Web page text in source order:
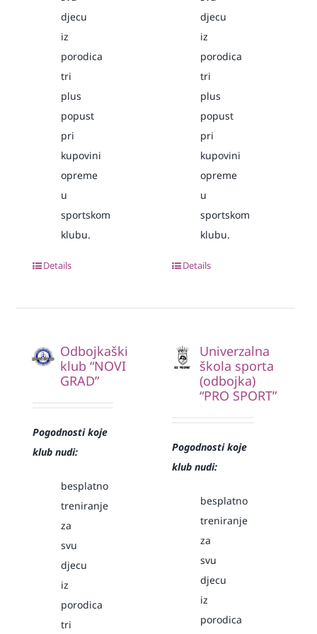
djecu
iz
porodica
tri
plus
popust
pri
kupovini
opreme
u
sportskom
klubu.
Details
djecu
iz
porodica
tri
plus
popust
pri
kupovini
opreme
u
sportskom
klubu.
Details
Odbojkaški
klub “NOVI
GRAD”
Pogodnosti koje
klub nudi:
besplatno
treniranje
za
svu
djecu
iz
porodica
tri
Univerzalna
škola sporta
(odbojka)
“PRO SPORT”
Pogodnosti koje
klub nudi:
besplatno
treniranje
za
svu
djecu
iz
porodica